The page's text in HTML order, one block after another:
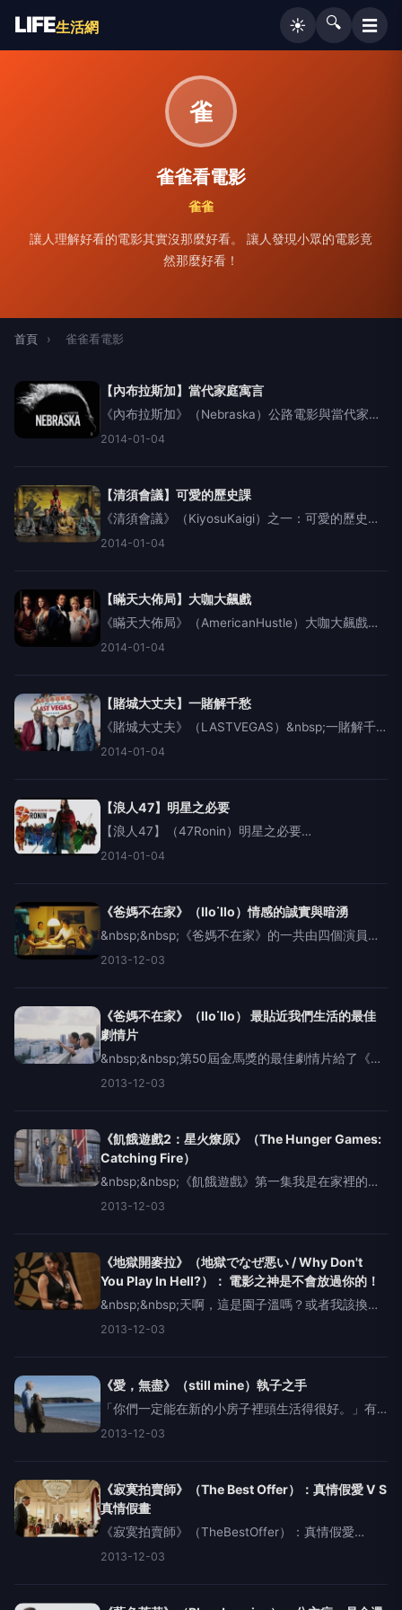
LIFE生活網 ☀️ 🔍 ☰
雀
雀雀看電影
雀雀
讓人理解好看的電影其實沒那麼好看。 讓人發現小眾的電影竟
然那麼好看！
首頁 › 雀雀看電影
【內布拉斯加】當代家庭寓言
《內布拉斯加》（Nebraska）公路電影與當代家庭
寓言&nbsp;&nbsp;&nbsp;首先必需要強調的是：有
本身的精彩程度。《內布拉斯加》這片名在
2014-01-04
【清須會議】可愛的歷史課
《清須會議》（KiyosuKaigi）之一：可愛的歷史課
三谷的戰國大夢&nbsp;&nbsp;&nbsp;看完《清須會
得、或不懂得日本歷史，這部電影
2014-01-04
【瞞天大佈局】大咖大飆戲
《瞞天大佈局》（AmericanHustle）大咖大飆戲
&nbsp;&nbsp;&nbsp;「自古以來，最好的香水都加
地下交易，成了，就揚名立萬，敗了
2014-01-04
【賭城大丈夫】一賭解千愁
《賭城大丈夫》（LASTVEGAS）&nbsp;一賭解千
愁&nbsp;&nbsp;&nbsp;老人家除了在家養老之外，
家參考一下，那就是到賭城去瘋
2014-01-04
【浪人47】明星之必要
【浪人47】（47Ronin）明星之必要
&nbsp;&nbsp;&nbsp;日本文化經營有成，成為歐美
之前，日本也是好萊塢電影在亞洲的最大市場，於
是當美
2014-01-04
《爸媽不在家》（Ilo˙Ilo）情感的誠實與暗湧
&nbsp;&nbsp;《爸媽不在家》的一共由四個演員撐
場，父母、兒子，和一個菲傭。作為第一男主角，
電影，很容易露餡，因為小孩與動物是電影拍攝很
難控制的
2013-12-03
《爸媽不在家》（Ilo˙Ilo） 最貼近我們生活的最佳
劇情片
&nbsp;&nbsp;第50屆金馬獎的最佳劇情片給了《爸
媽不在家》。我們可以說今年金馬獎，把最大獎項
影。《爸媽不在家》，即將在這禮拜上映了，這片
子講了
2013-12-03
《飢餓遊戲2：星火燎原》（The Hunger Games:
Catching Fire）
&nbsp;&nbsp;《飢餓遊戲》第一集我是在家裡的電
視看的，對這部電影的第一印象記憶就是「好華
區、他們被塑造成「華麗地登上送死台」的形象，
然後再一齊掉
2013-12-03
《地獄開麥拉》（地獄でなぜ悪い / Why Don't
You Play In Hell?）： 電影之神是不會放過你的！
&nbsp;&nbsp;天啊，這是園子溫嗎？或者我該換個
方式問：「天啊、這是拍過《自殺俱樂部》、《紀
品嗎？！」《地獄開麥拉》簡單講是一個導演幫黑
道大哥
2013-12-03
《愛，無盡》（still mine）執子之手
「你們一定能在新的小房子裡頭生活得很好。」有
時候，父母或許是任性，但他們不需要兒女過度擔
&nbsp;&nbsp;當代的我們，是否已經不敢相信天長
地久而拒
2013-12-03
《寂寞拍賣師》（The Best Offer）：真情假愛 V S
真情假畫
《寂寞拍賣師》（TheBestOffer）：真情假愛
&nbsp;VS&nbsp;真情假畫如果愛是藝術品的話，那
以純粹想要享受一部藝術
2013-12-03